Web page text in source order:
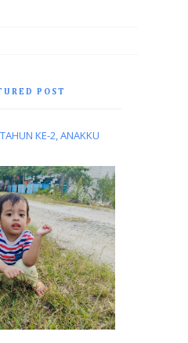
POST
KE-2, ANAKKU